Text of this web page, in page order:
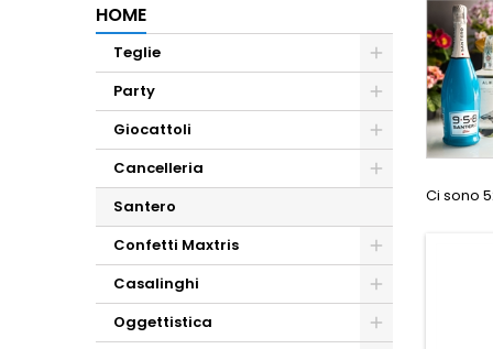
HOME
Teglie
Party
Giocattoli
Cancelleria
Santero
Confetti Maxtris
Casalinghi
Oggettistica
Ci sono